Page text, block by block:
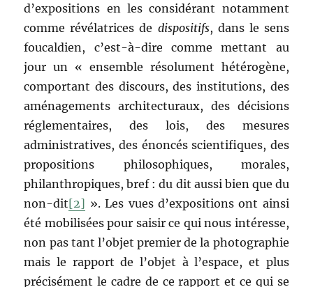
d’expositions en les considérant notamment
comme révélatrices de dispositifs, dans le sens
foucaldien, c’est-à-dire comme mettant au
jour un « ensemble résolument hétérogène,
comportant des discours, des institutions, des
aménagements architecturaux, des décisions
réglementaires, des lois, des mesures
administratives, des énoncés scientifiques, des
propositions philosophiques, morales,
philanthropiques, bref : du dit aussi bien que du
non-dit[2] ». Les vues d’expositions ont ainsi
été mobilisées pour saisir ce qui nous intéresse,
non pas tant l’objet premier de la photographie
mais le rapport de l’objet à l’espace, et plus
précisément le cadre de ce rapport et ce qui se